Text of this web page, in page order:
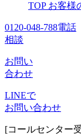
TOP お客様
0120-048-788電話
相談
お問い
合わせ
LINEで
お問い合わせ
[コールセンター